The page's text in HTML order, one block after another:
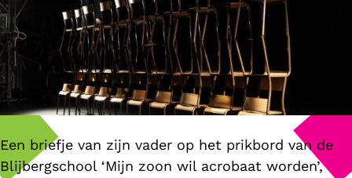
Een briefje van zijn vader op het prikbord van de
Blijbergschool ‘Mijn zoon wil acrobaat worden’,